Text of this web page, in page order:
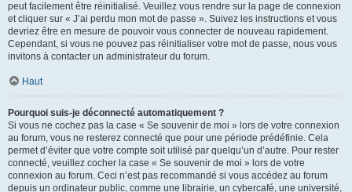
peut facilement être réinitialisé. Veuillez vous rendre sur la page de connexion
et cliquer sur « J’ai perdu mon mot de passe ». Suivez les instructions et vous
devriez être en mesure de pouvoir vous connecter de nouveau rapidement.
Cependant, si vous ne pouvez pas réinitialiser votre mot de passe, nous vous
invitons à contacter un administrateur du forum.
Haut
Pourquoi suis-je déconnecté automatiquement ?
Si vous ne cochez pas la case « Se souvenir de moi » lors de votre connexion
au forum, vous ne resterez connecté que pour une période prédéfinie. Cela
permet d’éviter que votre compte soit utilisé par quelqu’un d’autre. Pour rester
connecté, veuillez cocher la case « Se souvenir de moi » lors de votre
connexion au forum. Ceci n’est pas recommandé si vous accédez au forum
depuis un ordinateur public, comme une librairie, un cybercafé, une université,